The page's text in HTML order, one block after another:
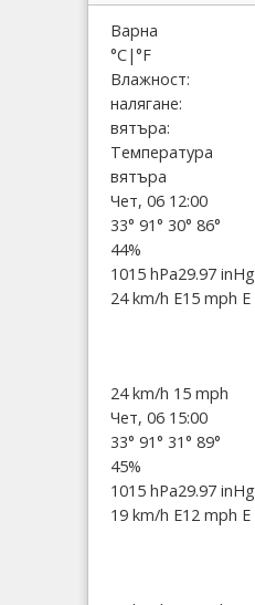
Варна
°C|°F
Влажност:
налягане:
вятъра:
Температура
вятъра
Чет, 06 12:00
33° 91° 30° 86°
44%
1015 hPa29.97 inHg
24 km/h E15 mph E
24 km/h 15 mph
Чет, 06 15:00
33° 91° 31° 89°
45%
1015 hPa29.97 inHg
19 km/h E12 mph E